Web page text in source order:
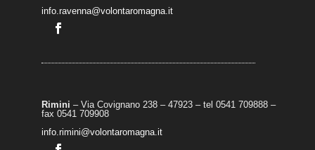
info.ravenna@volontaromagna.it
Rimini – Via Covignano 238 – 47923 – tel 0541 709888 –
fax 0541 709908
info.rimini@volontaromagna.it